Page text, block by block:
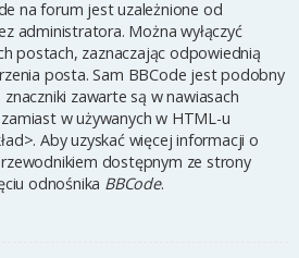
na forum jest uzależnione od
administratora. Można wyłączyć
postach, zaznaczając odpowiednią
posta. Sam BBCode jest podobny
zawarte są w nawiasach
w używanych w HTML-u
Aby uzyskać więcej informacji o
dostępnym ze strony
odnośnika BBCode.